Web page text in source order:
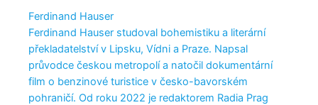
Ferdinand Hauser
Ferdinand Hauser studoval bohemistiku a literární
překladatelství v Lipsku, Vídni a Praze. Napsal
průvodce českou metropolí a natočil dokumentární
film o benzinové turistice v česko-bavorském
pohraničí. Od roku 2022 je redaktorem Radia Prag